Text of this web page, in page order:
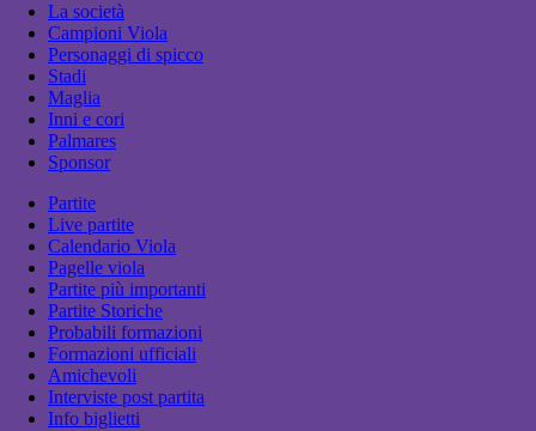
La società
Campioni Viola
Personaggi di spicco
Stadi
Maglia
Inni e cori
Palmares
Sponsor
Partite
Live partite
Calendario Viola
Pagelle viola
Partite più importanti
Partite Storiche
Probabili formazioni
Formazioni ufficiali
Amichevoli
Interviste post partita
Info biglietti